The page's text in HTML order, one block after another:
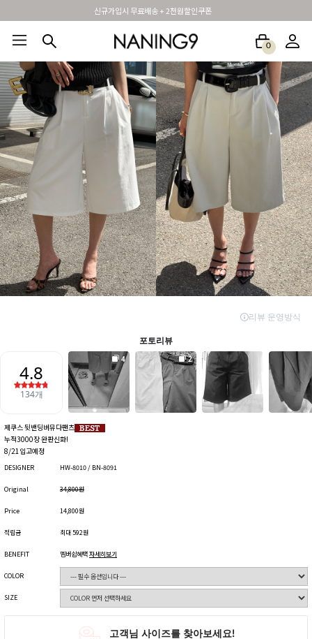
휴면 해제시 무료배송쿠폰
0
BEST100🤍 NEW5% 베스트재진행 썸머여행룩 아울렛 하객&모임룩
제쿠스 뒷밴딩버뮤다팬츠
누적3000장 완판신화!
8/21입고예정
DESIGNER HW-8010 / BN-8091
Original 34,800원
Price 14,800원
적립금 최대 592원
BENEFIT 멤버쉽혜택자세히보기
COLOR
SIZE